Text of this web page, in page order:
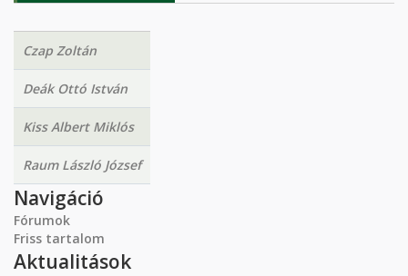
Czap Zoltán
Deák Ottó István
Kiss Albert Miklós
Raum László József
Navigáció
Fórumok
Friss tartalom
Aktualitások